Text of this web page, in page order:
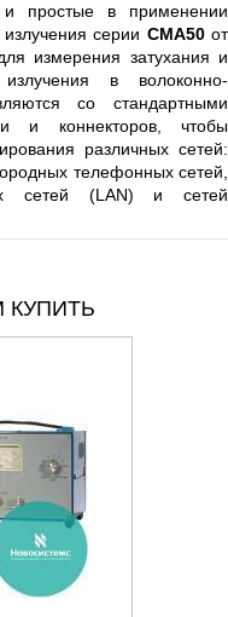
и простые в применении
серии CMA50от
измерения затухания и
в волоконно-
со стандартными
и коннекторов, чтобы
различных сетей:
телефонных сетей,
сетей (LAN) и сетей
КУПИТЬ